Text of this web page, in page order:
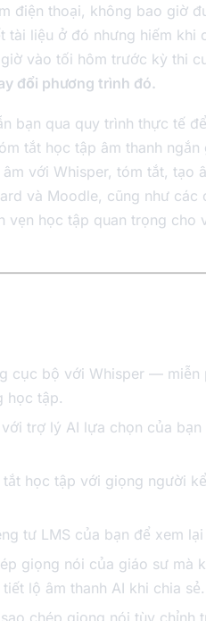
điện thoại, không bao giờ
tài liệu ở đó nhưng hiếm khi
vào tối hôm trước kỳ thi
đổi phương trình đó.
bạn qua quy trình thực tế
tắt học tập âm thanh ngắn
với Whisper, tóm tắt, tạo
và Moodle, cũng như các
vẹn học tập quan trọng cho
cục bộ với Whisper — miễn
học tập.
trợ lý AI lựa chọn của bạn
học tập với giọng người
tư LMS của bạn để xem
giọng nói của giáo sư mà
lộ âm thanh AI khi chia sẻ.
chép giọng nói tùy chỉnh